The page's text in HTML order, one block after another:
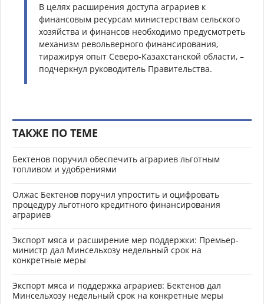
В целях расширения доступа аграриев к
финансовым ресурсам министерствам сельского
хозяйства и финансов необходимо предусмотреть
механизм револьверного финансирования,
тиражируя опыт Северо-Казахстанской области, –
подчеркнул руководитель Правительства.
ТАКЖЕ ПО ТЕМЕ
Бектенов поручил обеспечить аграриев льготным
топливом и удобрениями
Олжас Бектенов поручил упростить и оцифровать
процедуру льготного кредитного финансирования
аграриев
Экспорт мяса и расширение мер поддержки: Премьер-
министр дал Минсельхозу недельный срок на
конкретные меры
Экспорт мяса и поддержка аграриев: Бектенов дал
Минсельхозу недельный срок на конкретные меры